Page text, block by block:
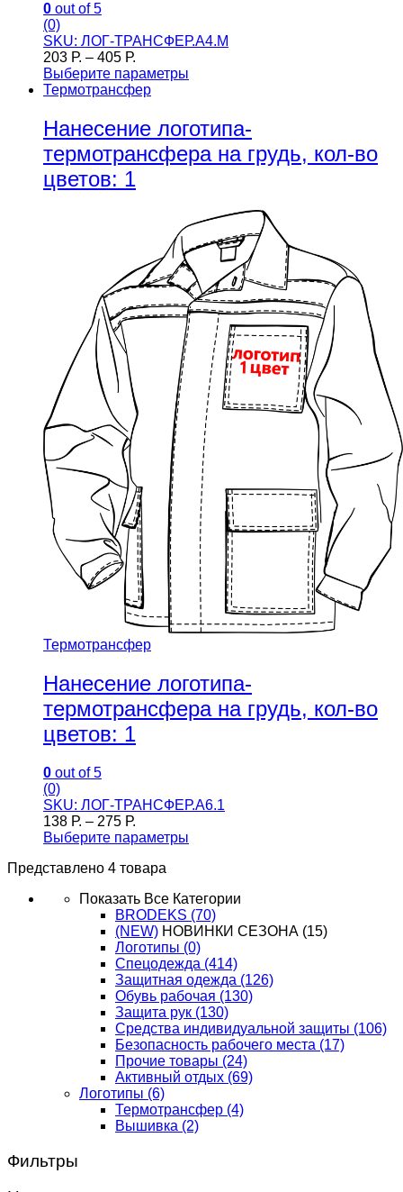
0 out of 5
(0)
SKU: ЛОГ-ТРАНСФЕР.А4.М
203 Р. – 405 Р.
Выберите параметры
Термотрансфер
Нанесение логотипа-
термотрансфера на грудь, кол-во
цветов: 1
Термотрансфер
Нанесение логотипа-
термотрансфера на грудь, кол-во
цветов: 1
0 out of 5
(0)
SKU: ЛОГ-ТРАНСФЕР.А6.1
138 Р. – 275 Р.
Выберите параметры
Представлено 4 товара
Показать Все Категории
BRODEKS (70)
(NEW) НОВИНКИ СЕЗОНА (15)
Логотипы (0)
Спецодежда (414)
Защитная одежда (126)
Обувь рабочая (130)
Защита рук (130)
Средства индивидуальной защиты (106)
Безопасность рабочего места (17)
Прочие товары (24)
Активный отдых (69)
Логотипы (6)
Термотрансфер (4)
Вышивка (2)
Фильтры